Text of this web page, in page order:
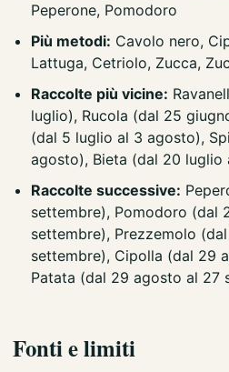
Peperone, Pomodoro
Più metodi: Cavolo nero,
Lattuga, Cetriolo, Zucca,
Raccolte più vicine:
luglio), Rucola (dal 25
(dal 5 luglio al 3 agosto),
agosto), Bieta (dal 20 luglio
Raccolte successive:
settembre), Pomodoro (dal
settembre), Prezzemolo
settembre), Cipolla (dal 29
Patata (dal 29 agosto al 27
Fonti e limiti